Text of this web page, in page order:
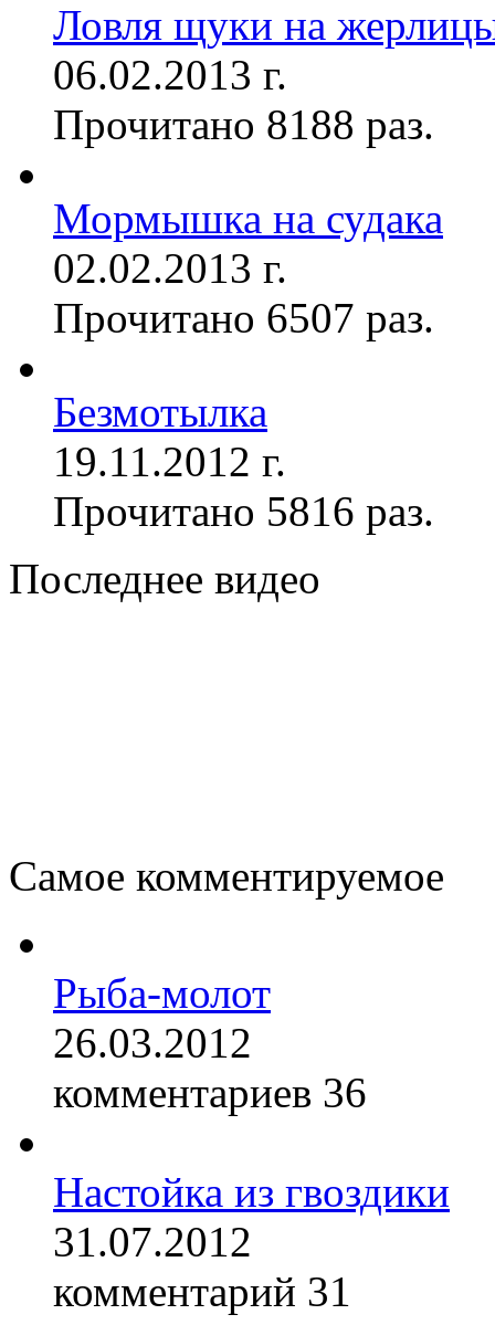
Ловля щуки на
06.02.2013 г.
Прочитано 8188 раз.
Мормышка на судака
02.02.2013 г.
Прочитано 6507 раз.
Безмотылка
19.11.2012 г.
Прочитано 5816 раз.
Последнее видео
Самое комментируемое
Рыба-молот
26.03.2012
комментариев 36
Настойка из гвоздики
31.07.2012
комментарий 31